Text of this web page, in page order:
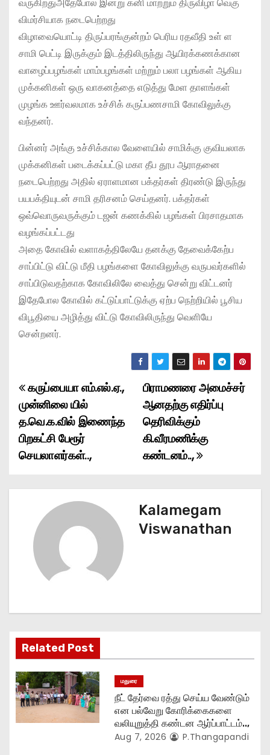
வருகிறதுஅதேபோல இன்று கனி மாற்றும் திருவிழா வெகு
விமர்சியாக நடைபெற்றது
விழாவையொட்டி திருப்பரங்குன்றம் பெரிய ரதவீதி உள் ள
சாமி பெட்டி இருக்கும் இடத்திலிருந்து ஆயிரக்கணக்கான
வாழைப்பழங்கள் மாம்பழங்கள் மற்றும் பலா பழங்கள் ஆகிய
முக்கனிகள் ஒரு வாகனத்தை எடுத்து மேள தாளங்கள்
முழங்க ஊர்வலமாக உச்சிக் கருப்பணசாமி கோவிலுக்கு
வந்தனர்.
பின்னர் அங்கு உச்சிக்கால வேளையில் சாமிக்கு குவியலாக
முக்கனிகள் படைக்கப்பட்டு மகா தீப தூப ஆராதனை
நடைபெற்றது அதில் ஏராளமான பக்தர்கள் திரண்டு இருந்து
பயபக்தியுடன் சாமி தரிசனம் செய்தனர். பக்தர்கள்
ஒவ்வொருவருக்கும் டஜன் கணக்கில் பழங்கள் பிரசாதமாக
வழங்கப்பட்டது
அதை கோவில் வளாகத்திலேயே தனக்கு தேவைக்கேற்ப
சாப்பிட்டு விட்டு மீதி பழங்களை கோவிலுக்கு வருபவர்களில்
சாப்பிடுவதற்காக கோவிலிலே வைத்து சென்று விட்டனர்
இதேபோல கோவில் கட்டுப்பாட்டுக்கு ஏற்ப நெற்றியில் பூசிய
விபூதியை அழித்து விட்டு கோவிலிருந்து வெளியே
சென்றனர்.
P
o
s
n
a
t
i
o
n
பிராமணரை அமைச்சர்
ஆனதற்கு எதிர்ப்பு
தெரிவிக்கும்
கி.வீரமணிக்கு
கண்டனம்..,
கருப்பையா எம்.எல்.ஏ.,
முன்னிலை யில்
த.வெ.க.வில் இணைந்த
பிறகட்சி பேரூர்
செயலாளர்கள்..,
Kalamegam
Viswanathan
Related Post
மதுரை
நீட் தேர்வை ரத்து செய்ய வேண்டும்
என பல்வேறு கோரிக்கைகளை
வலியுறுத்தி கண்டன ஆர்ப்பாட்டம்..,
Aug 7, 2026 P.Thangapandi